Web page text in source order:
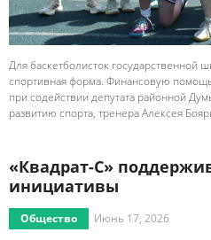
Для баскетболисток государственной
спортивная форма. Финансовую
при содействии депутата районной
развитию спорта, тренера Алексея
«Квадрат-С»
инициативы
Общество Июнь 17, 2026